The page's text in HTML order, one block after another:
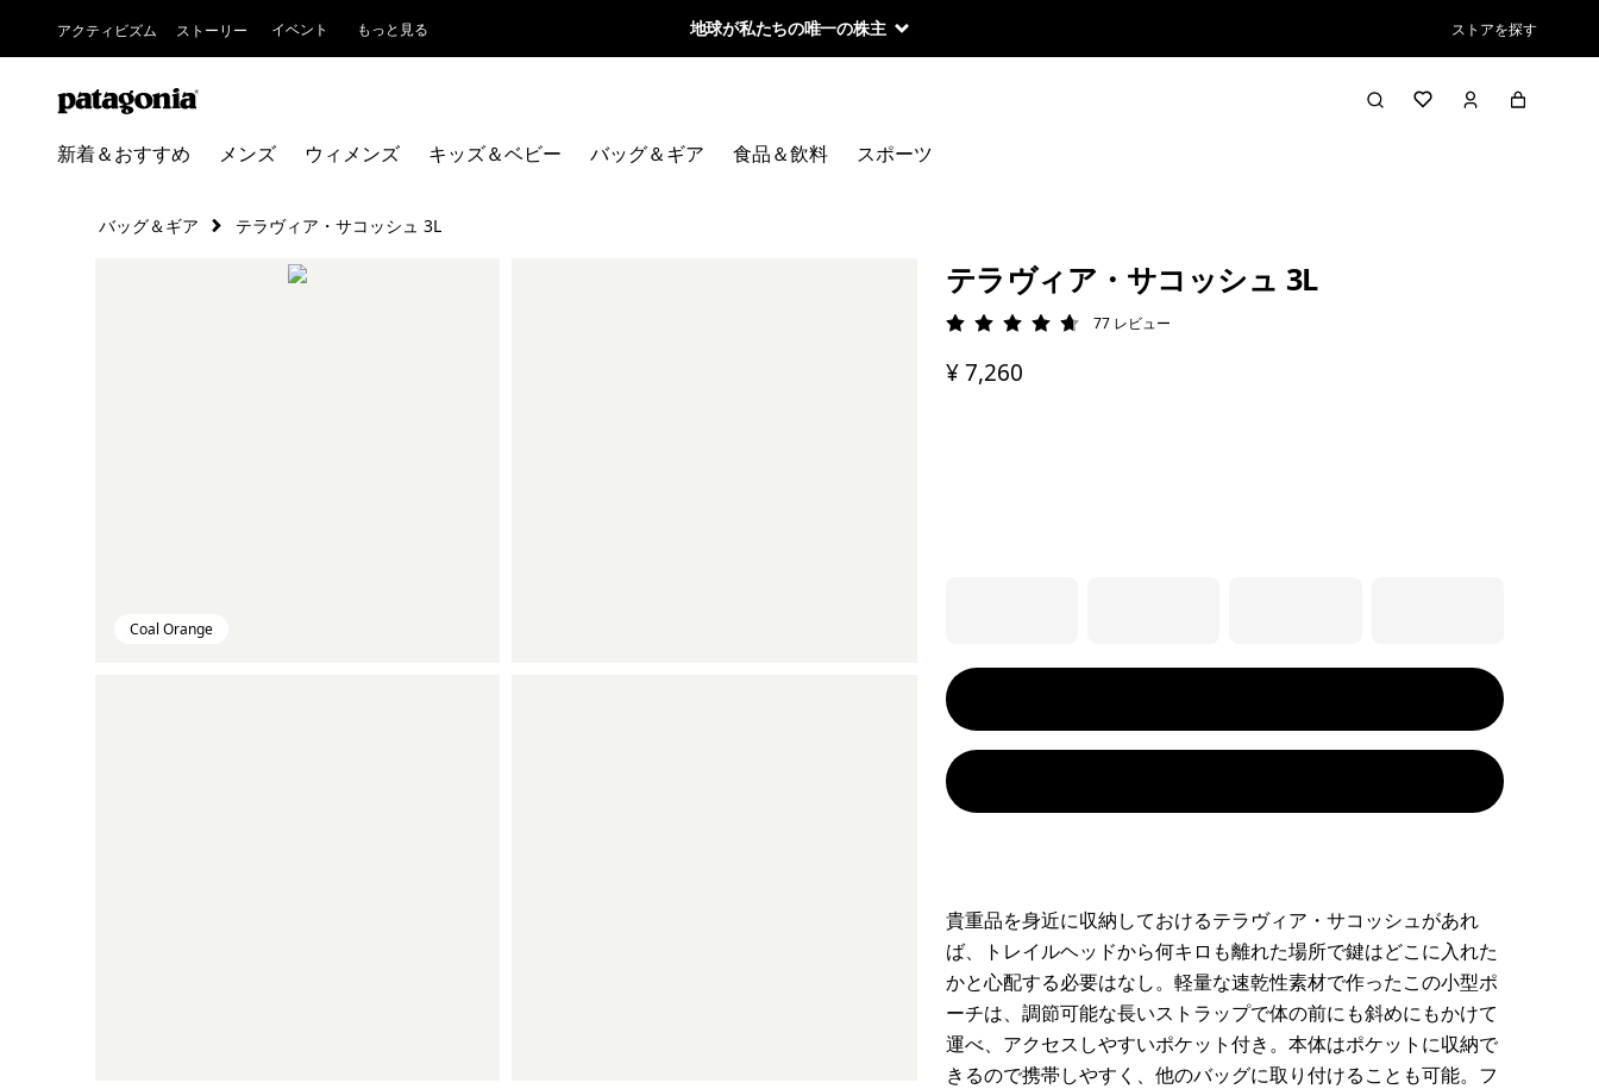
アクティビズム ストーリー イベント もっと見る 地球が私たちの唯一の株主 ストアを探す
新着＆おすすめ メンズ ウィメンズ キッズ＆ベビー バッグ＆ギア 食品＆飲料 スポーツ
バッグ＆ギア テラヴィア・サコッシュ 3L
Coal Orange
テラヴィア・サコッシュ 3L
評価: 4.7 / 5
77 レビュー
¥ 7,260
貴重品を身近に収納しておけるテラヴィア・サコッシュがあれ
ば、トレイルヘッドから何キロも離れた場所で鍵はどこに入れた
かと心配する必要はなし。軽量な速乾性素材で作ったこの小型ポ
ーチは、調節可能な長いストラップで体の前にも斜めにもかけて
運べ、アクセスしやすいポケット付き。本体はポケットに収納で
きるので携帯しやすく、他のバッグに取り付けることも可能。フ